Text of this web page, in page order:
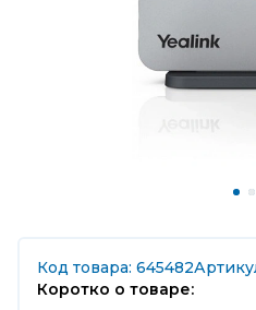
Код товара: 645482
Коротко о товаре: